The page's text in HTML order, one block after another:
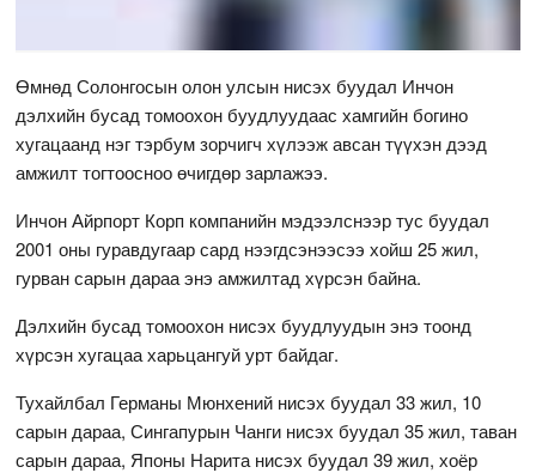
Өмнөд Солонгосын олон улсын нисэх буудал Инчон
дэлхийн бусад томоохон буудлуудаас хамгийн богино
хугацаанд нэг тэрбум зорчигч хүлээж авсан түүхэн дээд
амжилт тогтоосноо өчигдөр зарлажээ.
Инчон Айрпорт Корп компанийн мэдээлснээр тус буудал
2001 оны гуравдугаар сард нээгдсэнээсээ хойш 25 жил,
гурван сарын дараа энэ амжилтад хүрсэн байна.
Дэлхийн бусад томоохон нисэх буудлуудын энэ тоонд
хүрсэн хугацаа харьцангуй урт байдаг.
Тухайлбал Германы Мюнхений нисэх буудал 33 жил, 10
сарын дараа, Сингапурын Чанги нисэх буудал 35 жил, таван
сарын дараа, Японы Нарита нисэх буудал 39 жил, хоёр